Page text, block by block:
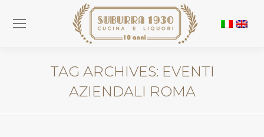
TAG ARCHIVES: EVENTI
AZIENDALI ROMA